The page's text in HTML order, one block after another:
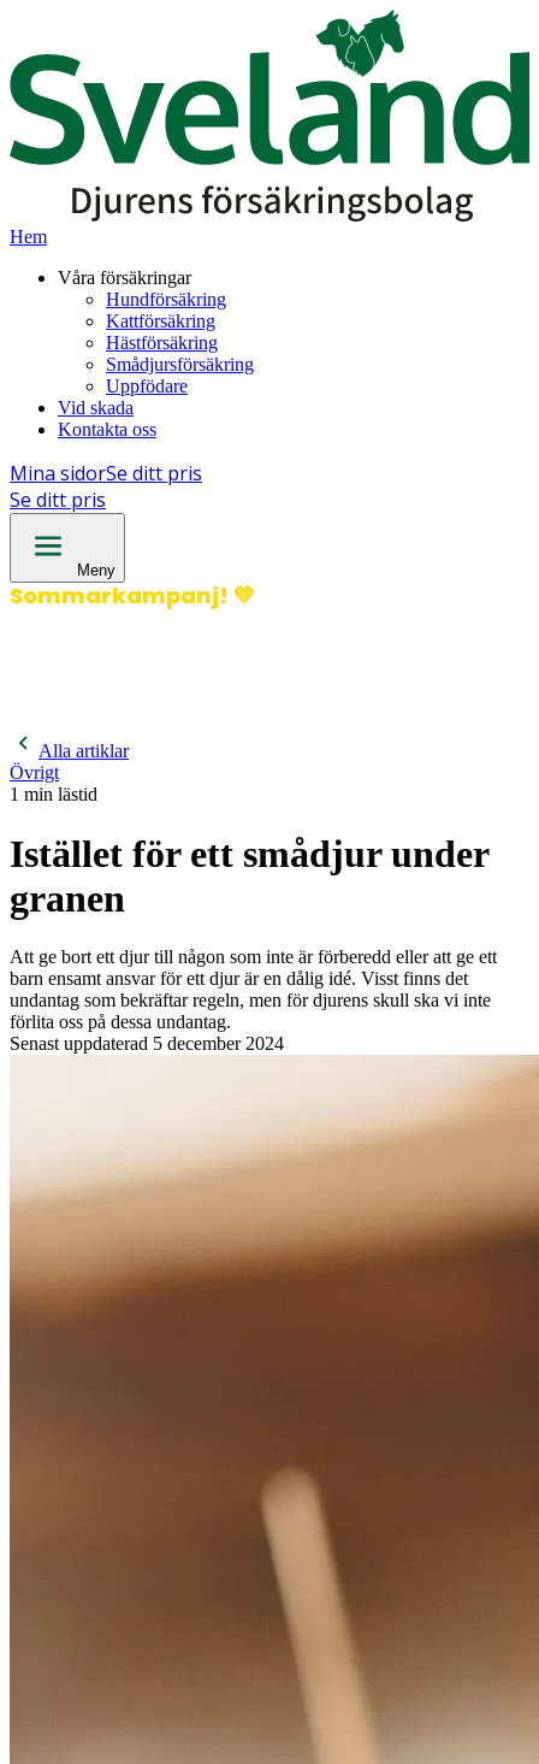
Hem
Våra försäkringar
Hundförsäkring
Kattförsäkring
Hästförsäkring
Smådjursförsäkring
Uppfödare
Vid skada
Kontakta oss
Mina sidorSe ditt pris
Se ditt pris
Meny
Sommarkampanj! 💚
Alla artiklar
Övrigt
1 min lästid
Istället för ett smådjur under
granen
Att ge bort ett djur till någon som inte är förberedd eller att ge ett
barn ensamt ansvar för ett djur är en dålig idé. Visst finns det
undantag som bekräftar regeln, men för djurens skull ska vi inte
förlita oss på dessa undantag.
Senast uppdaterad 5 december 2024